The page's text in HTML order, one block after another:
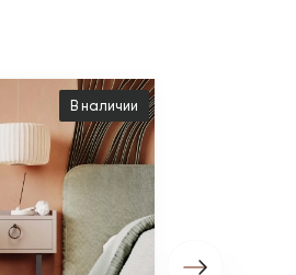
В наличии